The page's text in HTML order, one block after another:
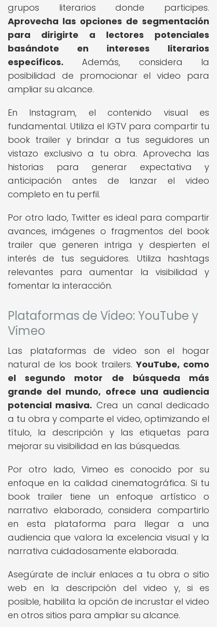
grupos literarios donde participes.
Aprovecha las opciones de segmentación
para dirigirte a lectores potenciales
basándote en intereses literarios
específicos. Además, considera la
posibilidad de promocionar el video para
ampliar su alcance.
En Instagram, el contenido visual es
fundamental. Utiliza el IGTV para compartir tu
book trailer y brindar a tus seguidores un
vistazo exclusivo a tu obra. Aprovecha las
historias para generar expectativa y
anticipación antes de lanzar el video
completo en tu perfil.
Por otro lado, Twitter es ideal para compartir
avances, imágenes o fragmentos del book
trailer que generen intriga y despierten el
interés de tus seguidores. Utiliza hashtags
relevantes para aumentar la visibilidad y
fomentar la interacción.
Plataformas de Video: YouTube y
Vimeo
Las plataformas de video son el hogar
natural de los book trailers.YouTube, como
el segundo motor de búsqueda más
grande del mundo, ofrece una audiencia
potencial masiva. Crea un canal dedicado
a tu obra y comparte el video, optimizando el
título, la descripción y las etiquetas para
mejorar su visibilidad en las búsquedas.
Por otro lado, Vimeo es conocido por su
enfoque en la calidad cinematográfica. Si tu
book trailer tiene un enfoque artístico o
narrativo elaborado, considera compartirlo
en esta plataforma para llegar a una
audiencia que valora la excelencia visual y la
narrativa cuidadosamente elaborada.
Asegúrate de incluir enlaces a tu obra o sitio
web en la descripción del video y, si es
posible, habilita la opción de incrustar el video
en otros sitios para ampliar su alcance.